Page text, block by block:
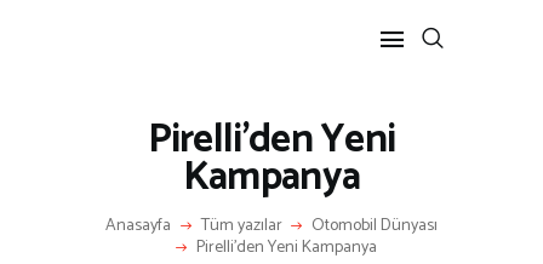
Pirelli’den Yeni
Kampanya
Anasayfa Tüm yazılar Otomobil Dünyası
Pirelli’den Yeni Kampanya
ANASAYFA
RÖPORTAJ
ANNE-ÇOCUK